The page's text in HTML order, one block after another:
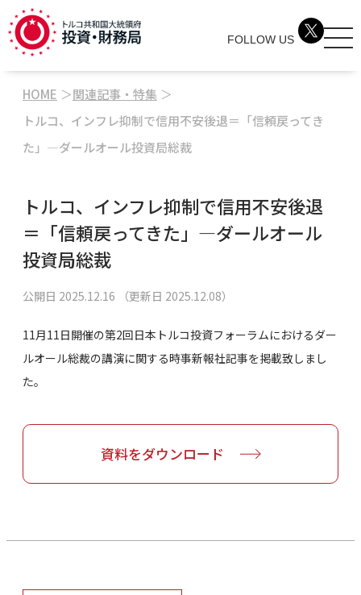
FOLLOW US
HOME
関連記事・特集
トルコ、インフレ抑制で信用不安後退＝「信頼戻ってき
た」―ダールオール投資局総裁
トルコ、インフレ抑制で信用不安後退
＝「信頼戻ってきた」―ダールオール
投資局総裁
公開日 2025.12.16 （更新日 2025.12.08）
11月11日開催の第2回日本トルコ投資フォーラムにおけるダー
ルオール総裁の講演に関する時事新報社記事を掲載致しまし
た。
資料をダウンロード